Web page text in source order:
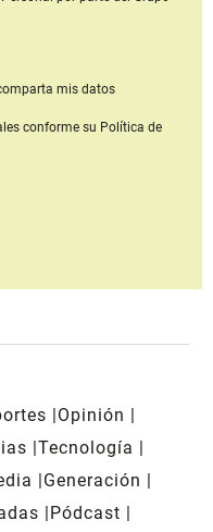
mis datos
conforme su Política de
Opinión
Tecnología
Generación
Pódcast